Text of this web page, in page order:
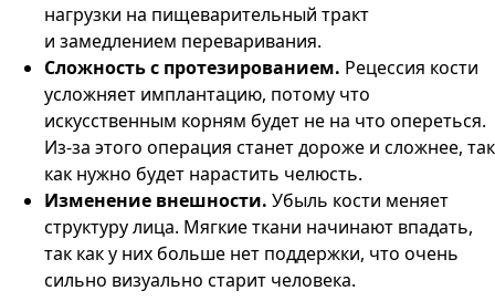
нагрузки на пищеварительный тракт
и замедлением переваривания.
Сложность с протезированием. Рецессия кости
усложняет имплантацию, потому что
искусственным корням будет не на что опереться.
Из-за этого операция станет дороже и сложнее, так
как нужно будет нарастить челюсть.
Изменение внешности. Убыль кости меняет
структуру лица. Мягкие ткани начинают впадать,
так как у них больше нет поддержки, что очень
сильно визуально старит человека.